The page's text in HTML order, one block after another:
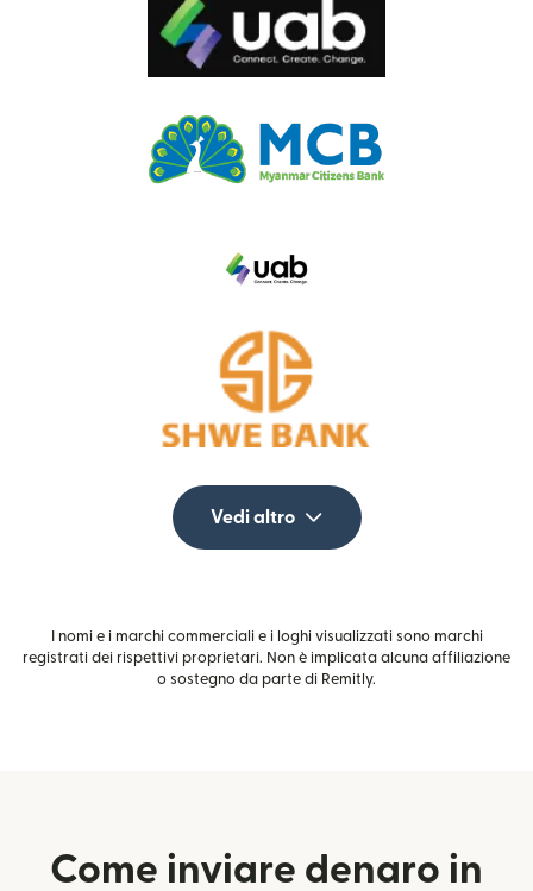
Vedi altro
I nomi e i marchi commerciali e i loghi visualizzati sono marchi
registrati dei rispettivi proprietari. Non è implicata alcuna affiliazione
o sostegno da parte di Remitly.
Come inviare denaro in